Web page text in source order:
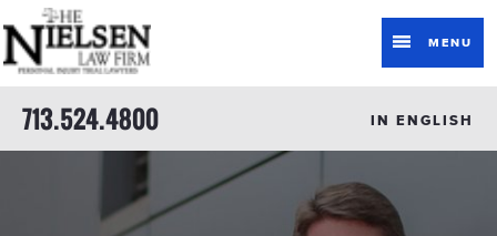
713.524.4800
MENU
IN ENGLISH